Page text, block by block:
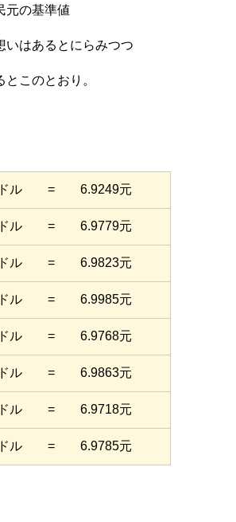
元の基準値
いはあるとにらみつつ
このとおり。
ル = 6.9249元
ル = 6.9779元
ル = 6.9823元
ル = 6.9985元
ル = 6.9768元
ル = 6.9863元
ル = 6.9718元
ル = 6.9785元